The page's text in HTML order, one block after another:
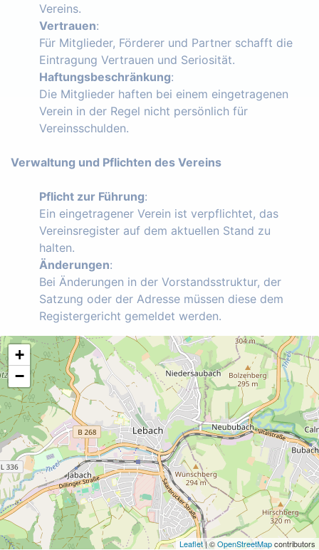
Vereins.
Vertrauen:
Für Mitglieder, Förderer und Partner schafft die
Eintragung Vertrauen und Seriosität.
Haftungsbeschränkung:
Die Mitglieder haften bei einem eingetragenen
Verein in der Regel nicht persönlich für
Vereinsschulden.
Verwaltung und Pflichten des Vereins
Pflicht zur Führung:
Ein eingetragener Verein ist verpflichtet, das
Vereinsregister auf dem aktuellen Stand zu
halten.
Änderungen:
Bei Änderungen in der Vorstandsstruktur, der
Satzung oder der Adresse müssen diese dem
Registergericht gemeldet werden.
+
−
Leaflet| ©OpenStreetMapcontributors